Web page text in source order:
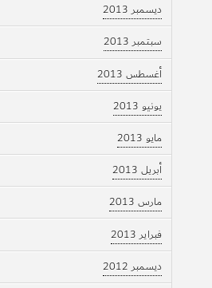
ديسمبر 2013
سبتمبر 2013
أغسطس 2013
يونيو 2013
مايو 2013
أبريل 2013
مارس 2013
فبراير 2013
ديسمبر 2012